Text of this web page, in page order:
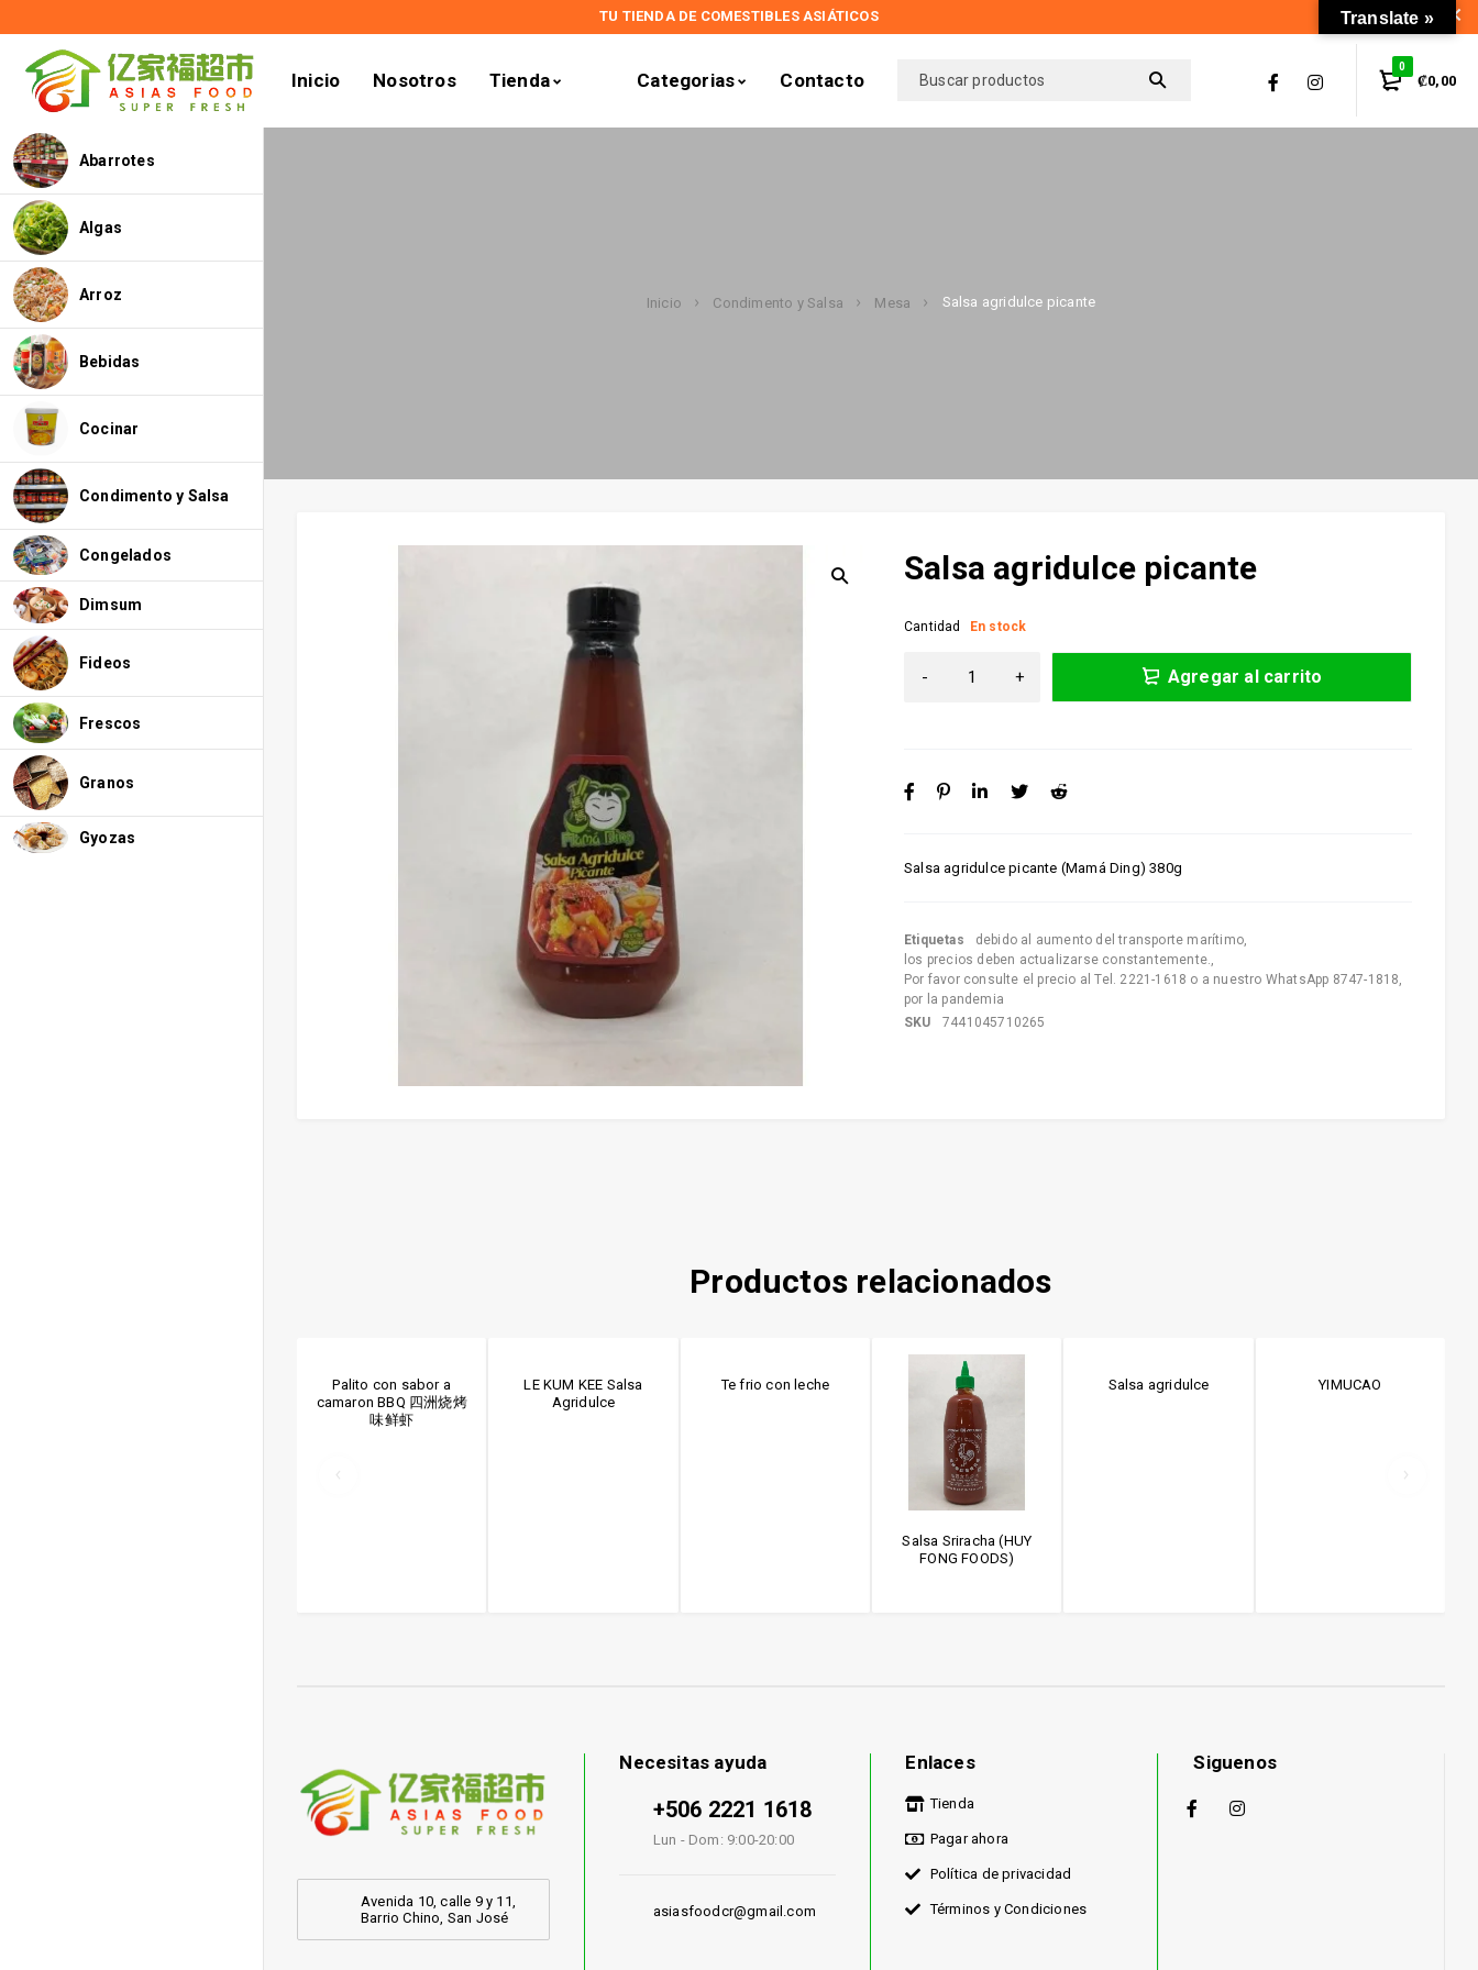
TU TIENDA DE COMESTIBLES ASIÁTICOS
Inicio Nosotros Tienda Categorias Contacto
0
₡0,00
Abarrotes
Algas
Arroz
Bebidas
Cocinar
Condimento y Salsa
Congelados
Dimsum
Fideos
Frescos
Granos
Gyozas
Inicio Condimento y Salsa Mesa Salsa agridulce picante
Salsa agridulce picante
Salsa agridulce picante (Mamá Ding) 380g
Cantidad En stock
Agregar al carrito
Etiquetas debido al aumento del transporte marítimo
los precios deben actualizarse constantemente.
Por favor consulte el precio al Tel. 2221-1618 o a nuestro WhatsApp 8747-1818
por la pandemia
SKU
7441045710265
Productos relacionados
Palito con sabor a
camaron BBQ 四洲烧烤
味鲜虾
LE KUM KEE Salsa
Agridulce
Te frio con leche
Salsa Sriracha (HUY
FONG FOODS)
Salsa agridulce YIMUCAO
Avenida 10, calle 9 y 11,
Barrio Chino, San José
Necesitas ayuda
+506 2221 1618
Lun - Dom: 9:00-20:00
asiasfoodcr@gmail.com
Enlaces
Tienda
Pagar ahora
Política de privacidad
Términos y Condiciones
Siguenos
Translate »